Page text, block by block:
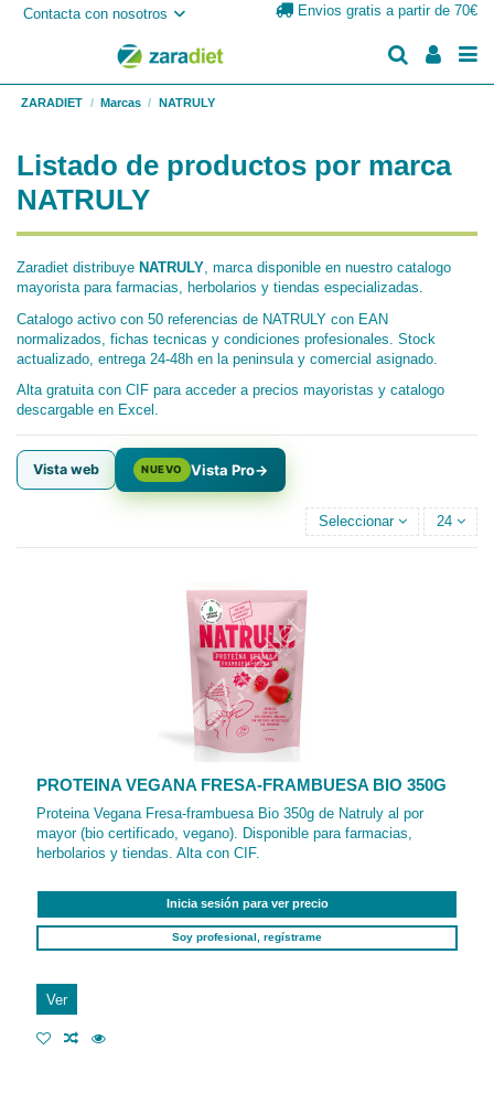
Contacta con nosotros Envios gratis a partir de 70€
ZARADIET Marcas NATRULY
Listado de productos por marca
NATRULY
Zaradiet distribuye NATRULY, marca disponible en nuestro catalogo
mayorista para farmacias, herbolarios y tiendas especializadas.
Catalogo activo con 50 referencias de NATRULY con EAN
normalizados, fichas tecnicas y condiciones profesionales. Stock
actualizado, entrega 24-48h en la peninsula y comercial asignado.
Alta gratuita con CIF para acceder a precios mayoristas y catalogo
descargable en Excel.
Vista web NUEVO Vista Pro→
Seleccionar 24
PROTEINA VEGANA FRESA-FRAMBUESA BIO 350G
Proteina Vegana Fresa-frambuesa Bio 350g de Natruly al por
mayor (bio certificado, vegano). Disponible para farmacias,
herbolarios y tiendas. Alta con CIF.
Inicia sesión para ver precio
Soy profesional, regístrame
Ver